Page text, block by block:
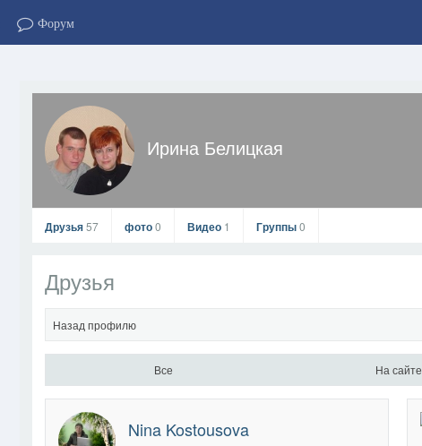
Форум
Ирина Белицкая
Ирина Белицкая
На профиль
Друзья57 фото0 Видео 1 Группы0
Друзья
Назад профилю
Все На сайте
Nina Kostousova